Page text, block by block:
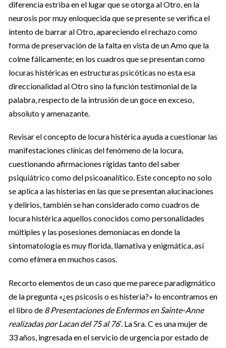
diferencia estriba en el lugar que se otorga al Otro, en la
neurosis por muy enloquecida que se presente se verifica el
intento de barrar al Otro, apareciendo el rechazo como
forma de preservación de la falta en vista de un Amo que la
colme fálicamente; en los cuadros que se presentan como
locuras histéricas en estructuras psicóticas no esta esa
direccionalidad al Otro sino la función testimonial de la
palabra, respecto de la intrusión de un goce en exceso,
absoluto y amenazante.
Revisar el concepto de locura histérica ayuda a cuestionar las
manifestaciones clínicas del fenómeno de la locura,
cuestionando afirmaciones rígidas tanto del saber
psiquiátrico como del psicoanalítico. Este concepto no solo
se aplica a las histerias en las que se presentan alucinaciones
y delirios, también se han considerado como cuadros de
locura histérica aquellos conocidos como personalidades
múltiples y las posesiones demoníacas en donde la
sintomatología es muy florida, llamativa y enigmática, así
como efímera en muchos casos.
Recorto elementos de un caso que me parece paradigmático
de la pregunta «¿es psicosis o es histeria?» lo encontramos en
el libro de 8 Presentaciones de Enfermos en Sainte-Anne
realizadas por Lacan del 75 al 76′. La Sra. C es una mujer de
33 años, ingresada en el servicio de urgencia por estado de